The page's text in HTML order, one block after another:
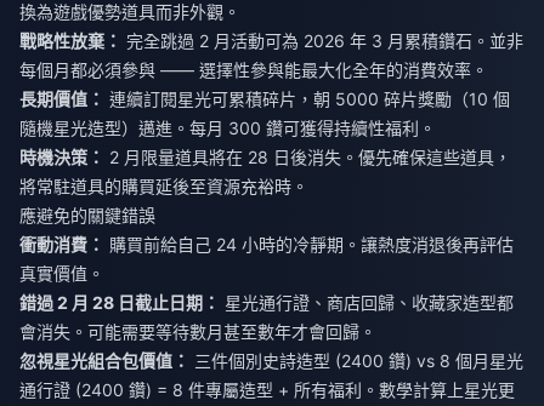
換為遊戲優勢道具而非外觀。
戰略性放棄： 完全跳過 2 月活動可為 2026 年 3 月累積鑽石。並非
每個月都必須參與 —— 選擇性參與能最大化全年的消費效率。
長期價值： 連續訂閱星光可累積碎片，朝 5000 碎片獎勵（10 個
隨機星光造型）邁進。每月 300 鑽可獲得持續性福利。
時機決策： 2 月限量道具將在 28 日後消失。優先確保這些道具，
將常駐道具的購買延後至資源充裕時。
應避免的關鍵錯誤
衝動消費： 購買前給自己 24 小時的冷靜期。讓熱度消退後再評估
真實價值。
錯過 2 月 28 日截止日期： 星光通行證、商店回歸、收藏家造型都
會消失。可能需要等待數月甚至數年才會回歸。
忽視星光組合包價值： 三件個別史詩造型 (2400 鑽) vs 8 個月星光
通行證 (2400 鑽) = 8 件專屬造型 + 所有福利。數學計算上星光更